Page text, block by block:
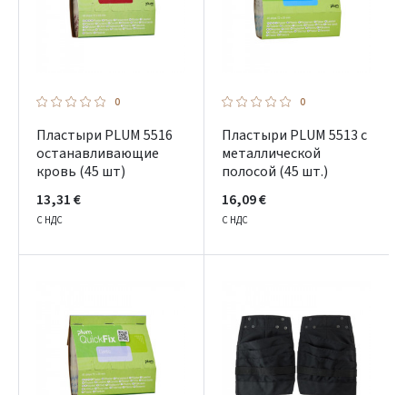
0
Пластыри PLUM 5516
останавливающие
кровь (45 шт)
13,31 €
С НДС
0
Пластыри PLUM 5513 с
металлической
полосой (45 шт.)
16,09 €
С НДС